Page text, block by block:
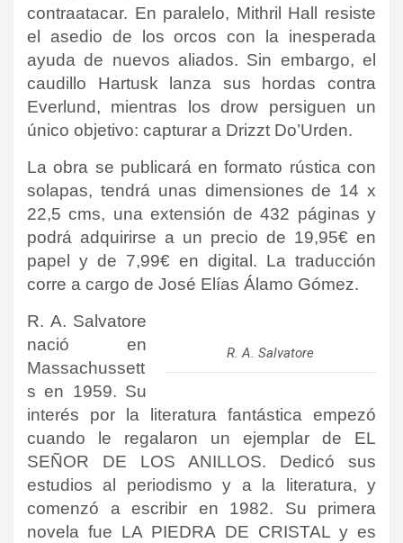
contraatacar. En paralelo, Mithril Hall resiste
el asedio de los orcos con la inesperada
ayuda de nuevos aliados. Sin embargo, el
caudillo Hartusk lanza sus hordas contra
Everlund, mientras losdrow persiguen un
único objetivo: capturar a Drizzt Do’Urden.
La obra se publicará en formato rústica con
solapas, tendrá unas dimensiones de 14 x
22,5 cms, una extensión de 432 páginas y
podrá adquirirse a un precio de 19,95€ en
papel y de 7,99€ en digital. La traducción
corre a cargo de José Elías Álamo Gómez.
R. A. Salvatore
R. A. Salvatore
nació en
Massachussett
s en 1959. Su
interés por la literatura fantástica empezó
cuando le regalaron un ejemplar de EL
SEÑOR DE LOS ANILLOS. Dedicó sus
estudios al periodismo y a la literatura, y
comenzó a escribir en 1982. Su primera
novela fue LA PIEDRA DE CRISTAL y es